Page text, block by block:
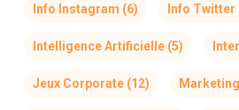
Info Instagram (6) Info Twitter
Intelligence Artificielle(5)
Jeux Corporate(12)